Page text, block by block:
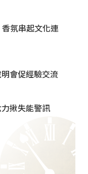
氛串起文化連
會促經驗交流
揪失能警訊